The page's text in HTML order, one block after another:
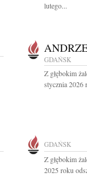
lutego...
GDAŃSK
Z głębokim
stycznia 2026
GDAŃSK
Z głębokim
2025 roku